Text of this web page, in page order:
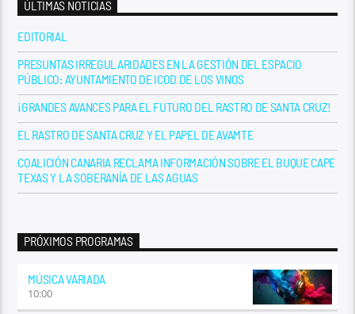
ÚLTIMAS NOTICIAS
EDITORIAL
PRESUNTAS IRREGULARIDADES EN LA GESTIÓN DEL ESPACIO
PÚBLICO: AYUNTAMIENTO DE ICOD DE LOS VINOS
¡GRANDES AVANCES PARA EL FUTURO DEL RASTRO DE SANTA CRUZ!
EL RASTRO DE SANTA CRUZ Y EL PAPEL DE AVAMTE
COALICIÓN CANARIA RECLAMA INFORMACIÓN SOBRE EL BUQUE CAPE
TEXAS Y LA SOBERANÍA DE LAS AGUAS
PRÓXIMOS PROGRAMAS
MÚSICA VARIADA
10:00